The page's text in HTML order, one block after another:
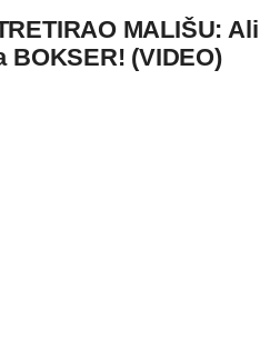
MALIŠU: Ali
BOKSER! (VIDEO)